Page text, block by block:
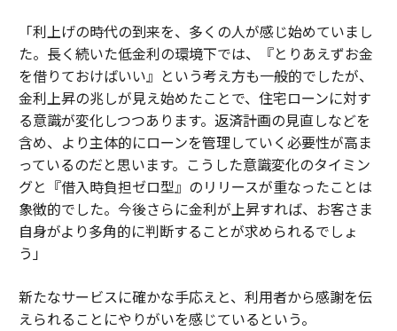
「利上げの時代の到来を、多くの人が感じ始めていまし
た。長く続いた低金利の環境下では、『とりあえずお金
を借りておけばいい』という考え方も一般的でしたが、
金利上昇の兆しが見え始めたことで、住宅ローンに対す
る意識が変化しつつあります。返済計画の見直しなどを
含め、より主体的にローンを管理していく必要性が高ま
っているのだと思います。こうした意識変化のタイミン
グと『借入時負担ゼロ型』のリリースが重なったことは
象徴的でした。今後さらに金利が上昇すれば、お客さま
自身がより多角的に判断することが求められるでしょ
う」
新たなサービスに確かな手応えと、利用者から感謝を伝
えられることにやりがいを感じているという。